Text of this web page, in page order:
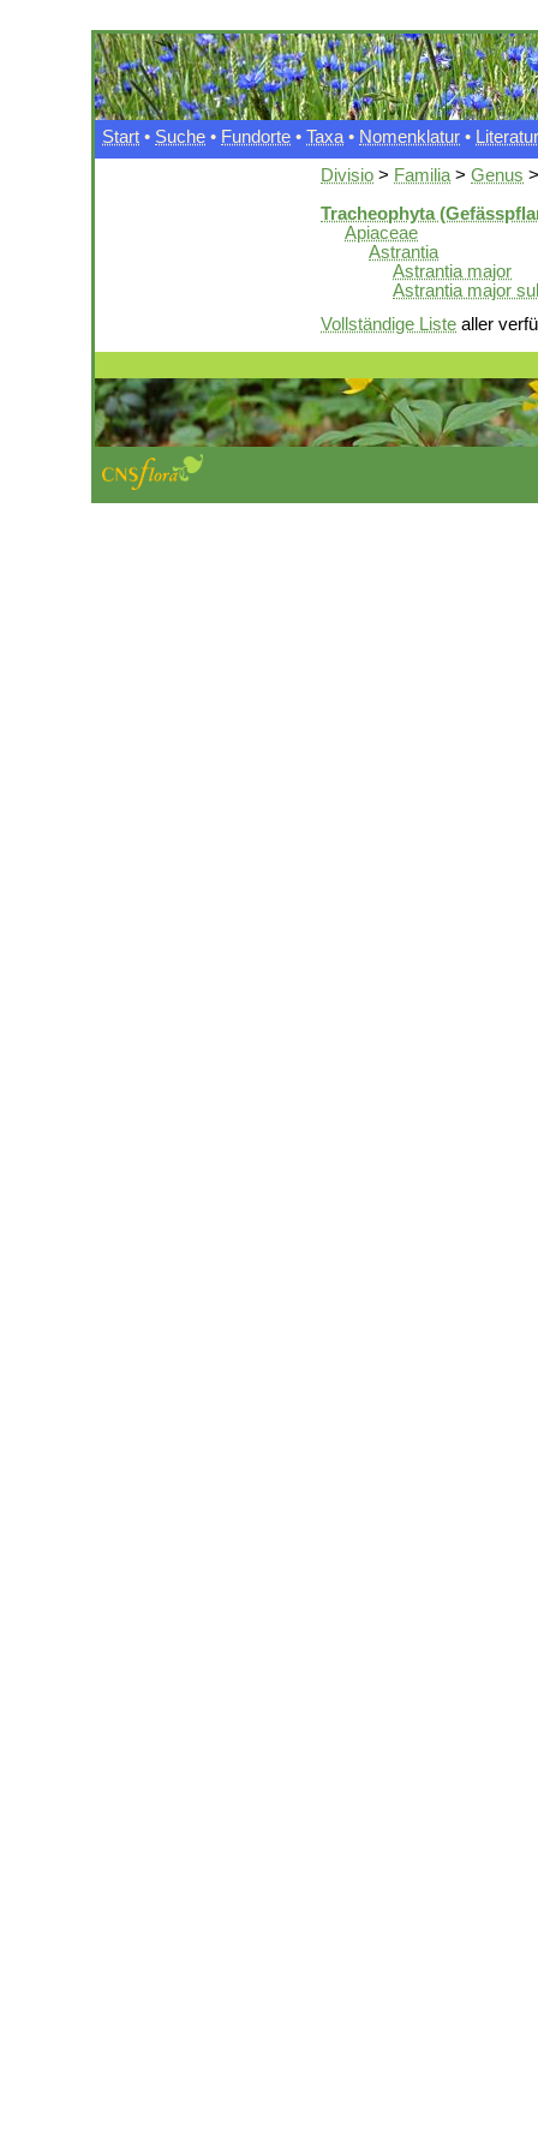
Start • Suche • Fundorte • Taxa • Nomenklatur • Literatur
Divisio > Familia > Genus
Tracheophyta
Apiaceae
Astrantia
Astrantia major
Astrantia major
Vollständige Liste aller